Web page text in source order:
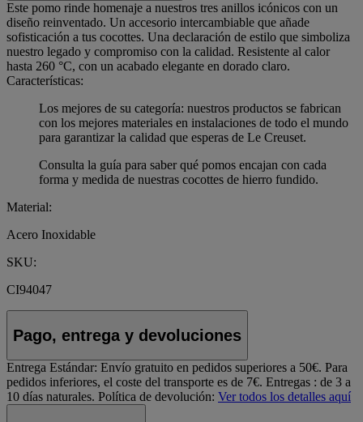
Este pomo rinde homenaje a nuestros tres anillos icónicos con un
diseño reinventado. Un accesorio intercambiable que añade
sofisticación a tus cocottes. Una declaración de estilo que simboliza
nuestro legado y compromiso con la calidad. Resistente al calor
hasta 260 °C, con un acabado elegante en dorado claro.
Características:
Los mejores de su categoría: nuestros productos se fabrican
con los mejores materiales en instalaciones de todo el mundo
para garantizar la calidad que esperas de Le Creuset.
Consulta la guía para saber qué pomos encajan con cada
forma y medida de nuestras cocottes de hierro fundido.
Material:
Acero Inoxidable
SKU:
CI94047
Pago, entrega y devoluciones
Entrega Estándar: Envío gratuito en pedidos superiores a 50€. Para
pedidos inferiores, el coste del transporte es de 7€. Entregas : de 3 a
10 días naturales. Política de devolución: Ver todos los detalles aquí